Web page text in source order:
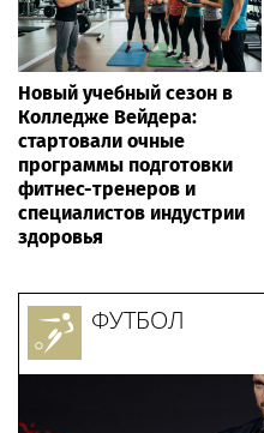
Новый учебный сезон в
Колледже Вейдера:
стартовали очные
программы подготовки
фитнес-тренеров и
специалистов индустрии
здоровья
ФУТБОЛ